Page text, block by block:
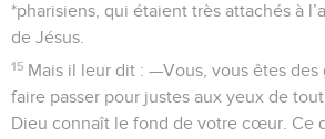
*pharisiens, qui étaient très attachés à
de Jésus.
15 Mais il leur dit : —Vous, vous êtes des
faire passer pour justes aux yeux de
Dieu connaît le fond de votre cœur. Ce